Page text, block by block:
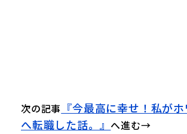
次の記事 『今最高に幸せ！私が
へ転職した話。』 へ進む→